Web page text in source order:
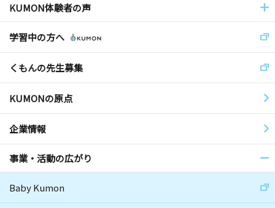
KUMON体験者の声
学習中の方へ
くもんの先生募集
KUMONの原点
企業情報
事業・活動の広がり
Baby Kumon